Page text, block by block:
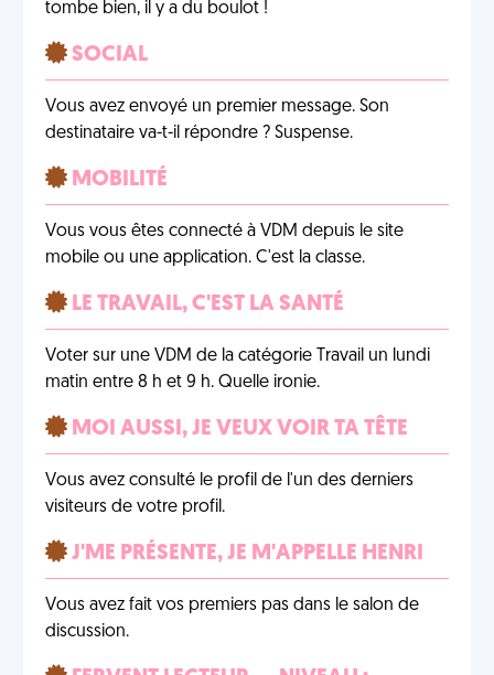
tombe bien, il y a du boulot !
SOCIAL
Vous avez envoyé un premier message. Son
destinataire va-t-il répondre ? Suspense.
MOBILITÉ
Vous vous êtes connecté à VDM depuis le site
mobile ou une application. C'est la classe.
LE TRAVAIL, C'EST LA SANTÉ
Voter sur une VDM de la catégorie Travail un lundi
matin entre 8 h et 9 h. Quelle ironie.
MOI AUSSI, JE VEUX VOIR TA TÊTE
Vous avez consulté le profil de l'un des derniers
visiteurs de votre profil.
J'ME PRÉSENTE, JE M'APPELLE HENRI
Vous avez fait vos premiers pas dans le salon de
discussion.